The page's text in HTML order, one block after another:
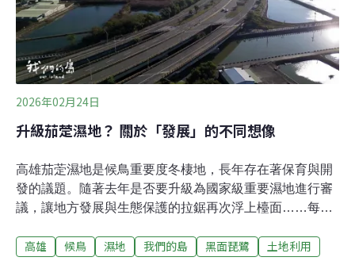
（Endangered, EN）」調降為「易危（Vulnerable,
VU）」。在2026年的普查中更創新高，記錄到7746隻，
成長近一成。
2026年02月24日
升級茄萣濕地？ 關於「發展」的不同想像
高雄茄萣濕地是候鳥重要度冬棲地，長年存在著保育與開
發的議題。隨著去年是否要升級為國家級重要濕地進行審
議，讓地方發展與生態保護的拉鋸再次浮上檯面……每到
微亮，黑面琵鷺在岸邊理毛晨漱，反嘴鴴與琵嘴鴨鑽進水
高雄 候鳥 濕地 我們的島 黑面琵鷺 土地利用